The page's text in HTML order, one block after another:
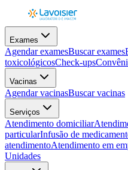
Exames
Agendar examesBuscar exames
toxicológicosCheck-ups
Vacinas
Agendar vacinasBuscar vacinas
Serviços
Atendimento domiciliar
particularInfusão de
atendimentoAtendimento em
Unidades